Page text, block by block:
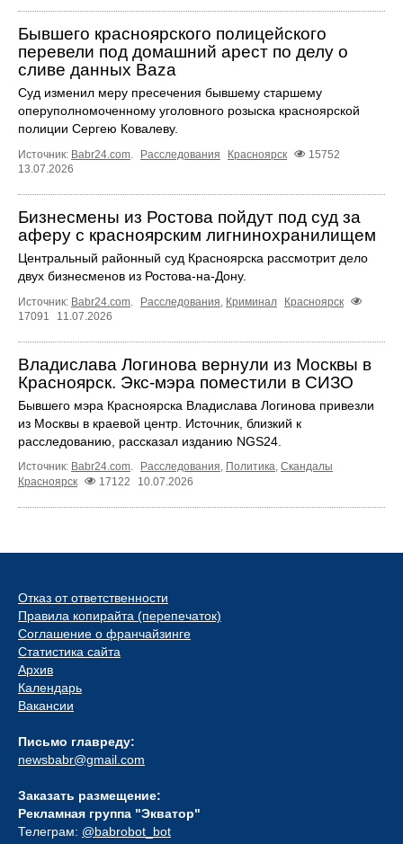
Бывшего красноярского полицейского
перевели под домашний арест по делу о
сливе данных Baza
Суд изменил меру пресечения бывшему старшему
оперуполномоченному уголовного розыска красноярской
полиции Сергею Ковалеву.
Источник: Babr24.com. Расследования Красноярск
15752
13.07.2026
Бизнесмены из Ростова пойдут под суд за
аферу с красноярским лигнинохранилищем
Центральный районный суд Красноярска рассмотрит дело
двух бизнесменов из Ростова-на-Дону.
Источник: Babr24.com. Расследования, Криминал
Красноярск
17091
11.07.2026
Владислава Логинова вернули из Москвы в
Красноярск. Экс-мэра поместили в СИЗО
Бывшего мэра Красноярска Владислава Логинова привезли
из Москвы в краевой центр. Источник, близкий к
расследованию, рассказал изданию NGS24.
Источник: Babr24.com. Расследования, Политика, Скандалы
Красноярск
17122 10.07.2026
Отказ от ответственности
Правила копирайта (перепечаток)
Соглашение о франчайзинге
Статистика сайта
Архив
Календарь
Вакансии
Письмо главреду:
newsbabr@gmail.com
Заказать размещение:
Рекламная группа "Экватор"
Телеграм: @babrobot_bot